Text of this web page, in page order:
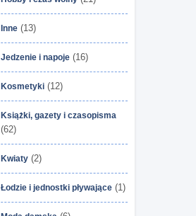
Inne (13)
Jedzenie i napoje (16)
Kosmetyki (12)
Książki, gazety i czasopisma
(62)
Kwiaty (2)
Łodzie i jednostki pływające (1)